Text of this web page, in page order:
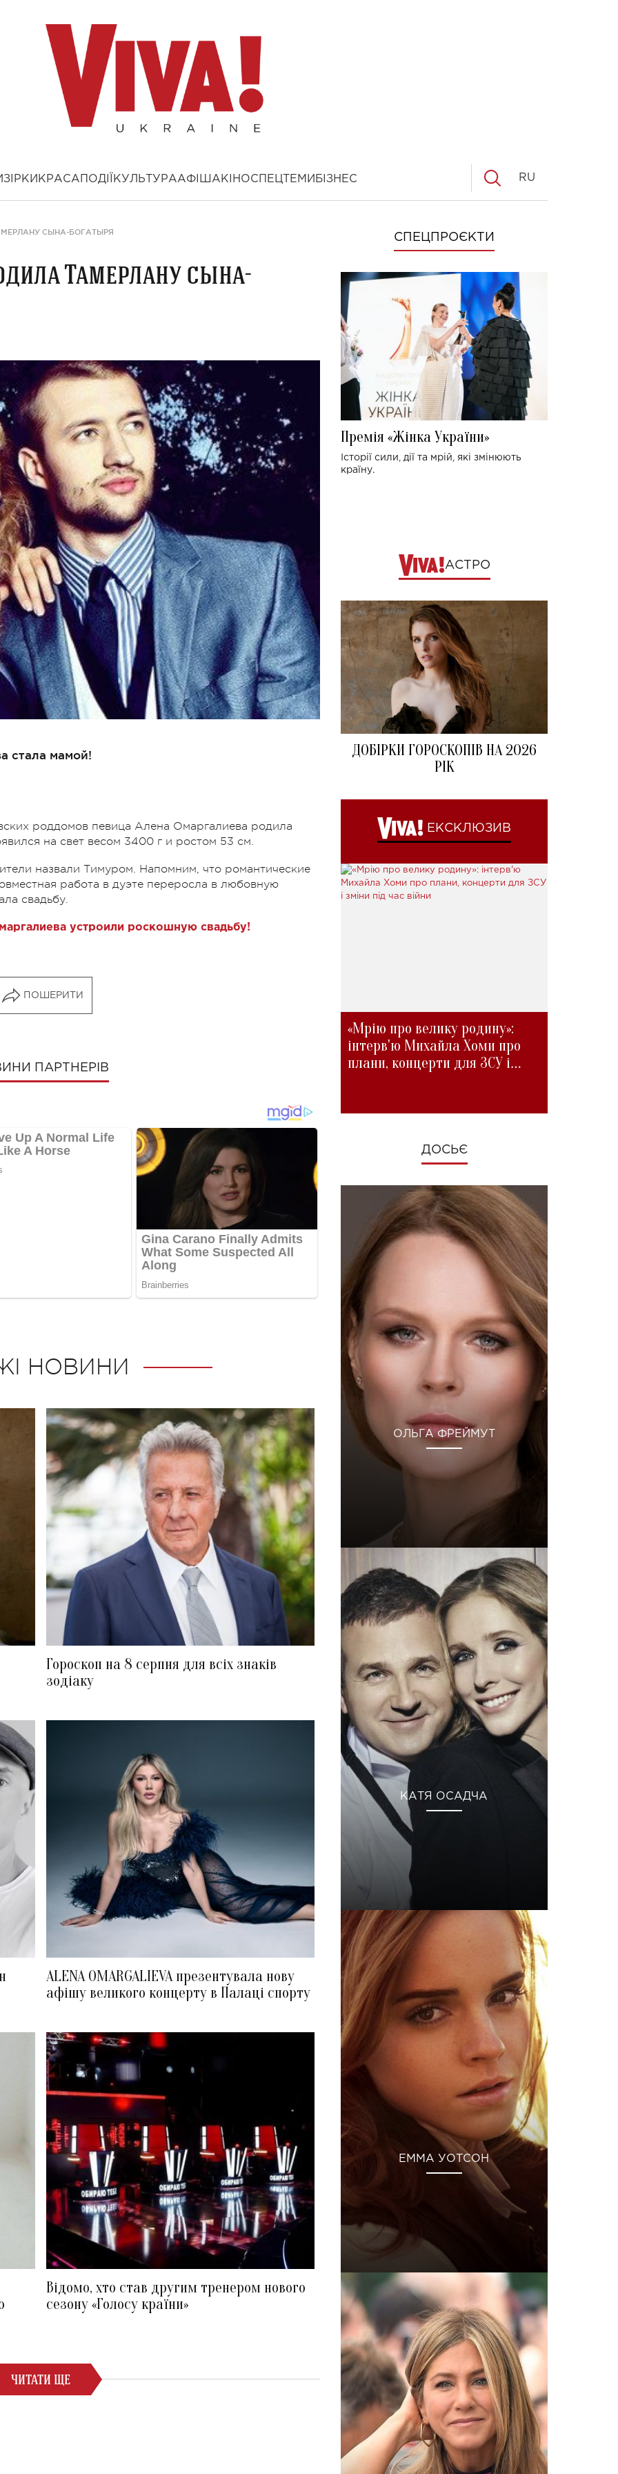
ЗІРКИ КРАСА ПОДІЇ КУЛЬТУРААФІША КІНОСПЕЦТЕМИ БІЗНЕС RU
СЫНА-БОГАТЫРЯ
Тамерлану сына-
стала мамой!
роддомов певица Алена Омаргалиева родила
на свет весом 3400 г и ростом 53 см.
назвали Тимуром. Напомним, что романтические
работа в дуэте переросла в любовную
свадьбу.
устроили роскошную свадьбу!
ПОШЕРИТИ
ПАРТНЕРІВ
НОВИНИ
Гороскоп на 8 серпня для всіх знаків
зодіаку
ALENA OMARGALIEVA презентувала нову
афішу великого концерту в Палаці спорту
Відомо, хто став другим тренером нового
сезону «Голосу країни»
ЧИТАТИ ЩЕ
СПЕЦПРОЄКТИ
Премія «Жінка України»
Історії сили, дії та мрій, які змінюють
країну.
АСТРО
ДОБІРКИ ГОРОСКОПІВ НА 2026
РІК
ЕКСКЛЮЗИВ
«Мрію про велику родину»:
інтерв'ю Михайла Хоми про
плани, концерти для ЗСУ і
ДОСЬЄ
ОЛЬГА ФРЕЙМУТ
КАТЯ ОСАДЧА
ЕММА УОТСОН